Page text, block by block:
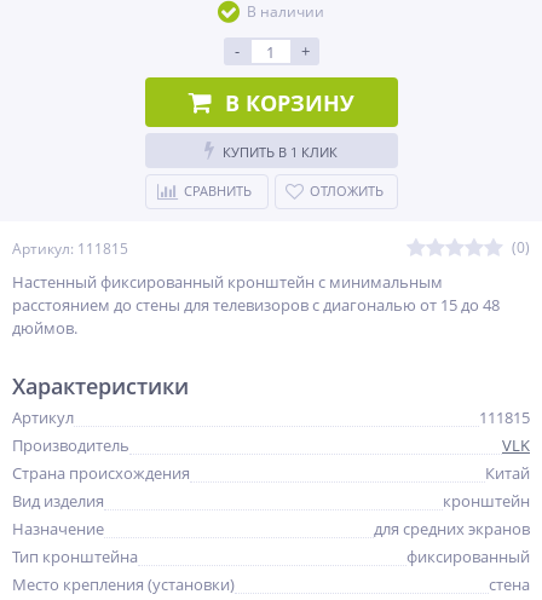
Артикул: 111815 (0)
Настенный фиксированный кронштейн с минимальным
расстоянием до стены для телевизоров с диагональю от 15 до 48
дюймов.
В наличии
- +
В КОРЗИНУ
КУПИТЬ В 1 КЛИК
СРАВНИТЬ ОТЛОЖИТЬ
Характеристики
Артикул
111815
Производитель
VLK
Страна происхождения
Китай
Вид изделия
кронштейн
Назначение
для средних экранов
Тип кронштейна
фиксированный
Место крепления (установки)
стена